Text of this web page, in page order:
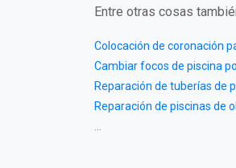
Entre otras cosas
Colocación de coronación
Cambiar focos de piscina
Reparación de tuberías de
Reparación de piscinas de